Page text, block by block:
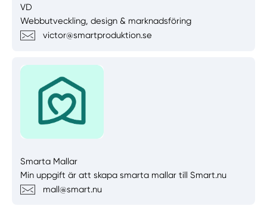
VD
Webbutveckling, design & marknadsföring
victor@smartproduktion.se
Smarta Mallar
Min uppgift är att skapa smarta mallar till Smart.nu
mall@smart.nu